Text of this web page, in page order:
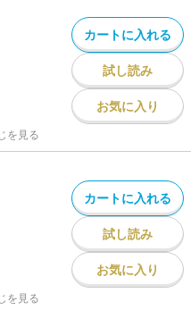
カートに入れる
試し読み
お気に入り
を見る
カートに入れる
試し読み
お気に入り
を見る